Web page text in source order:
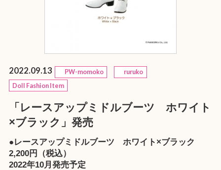
2022.09.13 PW-momoko
ruruko
Doll Fashion Item
「レースアップミドルブーツ ホワイト
×ブラック」発売
●レースアップミドルブーツ ホワイト×ブラック
2,200円（税込）
2022年10月発売予定